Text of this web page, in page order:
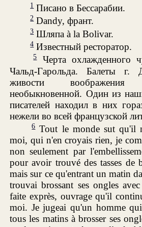
1Писано в Бессарабии.
2Dandy, франт.
3Шляпа à la Bolivar.
4Известный ресторатор.
5Черта охлажденного
Чальд-Гарольда. Балеты г.
живости
необыкновенной. Один из
писателей находил в них
нежели во всей французской
6Tout le monde sut qu'il
moi, qui n'en croyais rien, je
non seulement par
pour avoir trouvé des tasses de
mais sur ce qu'entrant un matin
trouvai brossant ses ongles
faite exprès, ouvrage qu'il
moi. Je jugeai qu'un homme
tous les matins à brosser ses